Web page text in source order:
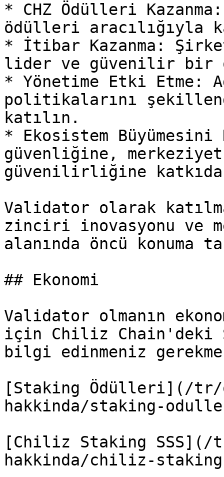
* CHZ Ödülleri
ödülleri aracılığıyla
* İtibar Kazanma:
lider ve güvenilir bir
* Yönetime Etki Etme:
politikalarını
katılın.
* Ekosistem
güvenliğine,
güvenilirliğine katkıda
Validator olarak
zinciri inovasyonu ve
alanında öncü konuma
## Ekonomi
Validator olmanın
için Chiliz Chain'deki
bilgi edinmeniz
[Staking Ödülleri](/tr/
hakkinda/staking-
[Chiliz Staking SSS](/
hakkinda/chiliz-